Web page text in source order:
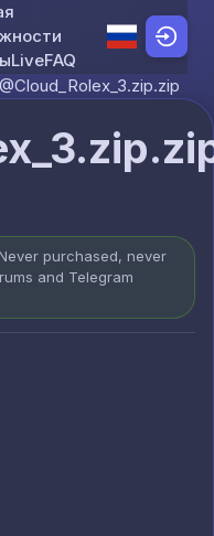
content
LiveFAQ
@Cloud_Rolex_3.zip.zip
purchased, never
and Telegram